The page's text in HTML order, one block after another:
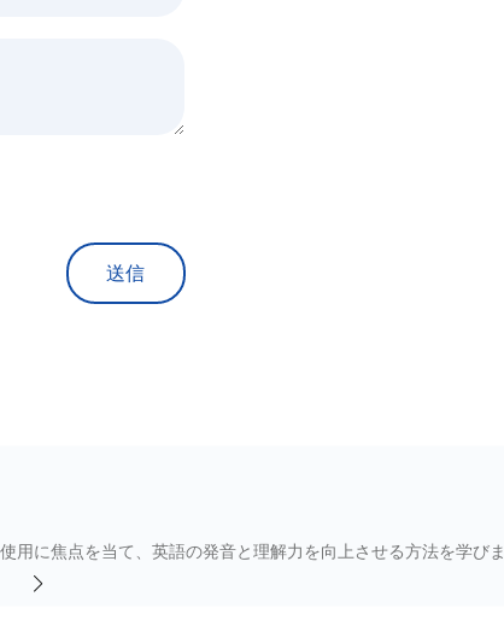
送信
に焦点を当て、英語の発音と理解力を向上させる方法を学びま